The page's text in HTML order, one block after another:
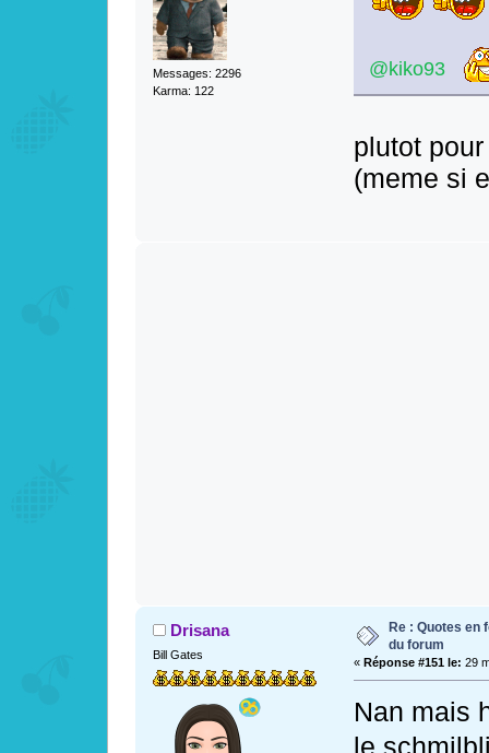
Messages: 2296
Karma: 122
@kiko93
plutot
(meme si
Drisana
Bill Gates
Re : Quotes en
du forum
« Réponse #151 le: 29
Nan mais
le